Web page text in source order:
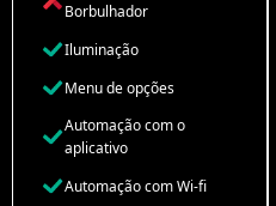
Borbulhador
Iluminação
Menu de opções
Automação com o
aplicativo
Automação com Wi-fi